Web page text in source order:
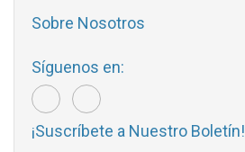
Sobre Nosotros
Síguenos en:
¡Suscríbete a Nuestro Boletín!